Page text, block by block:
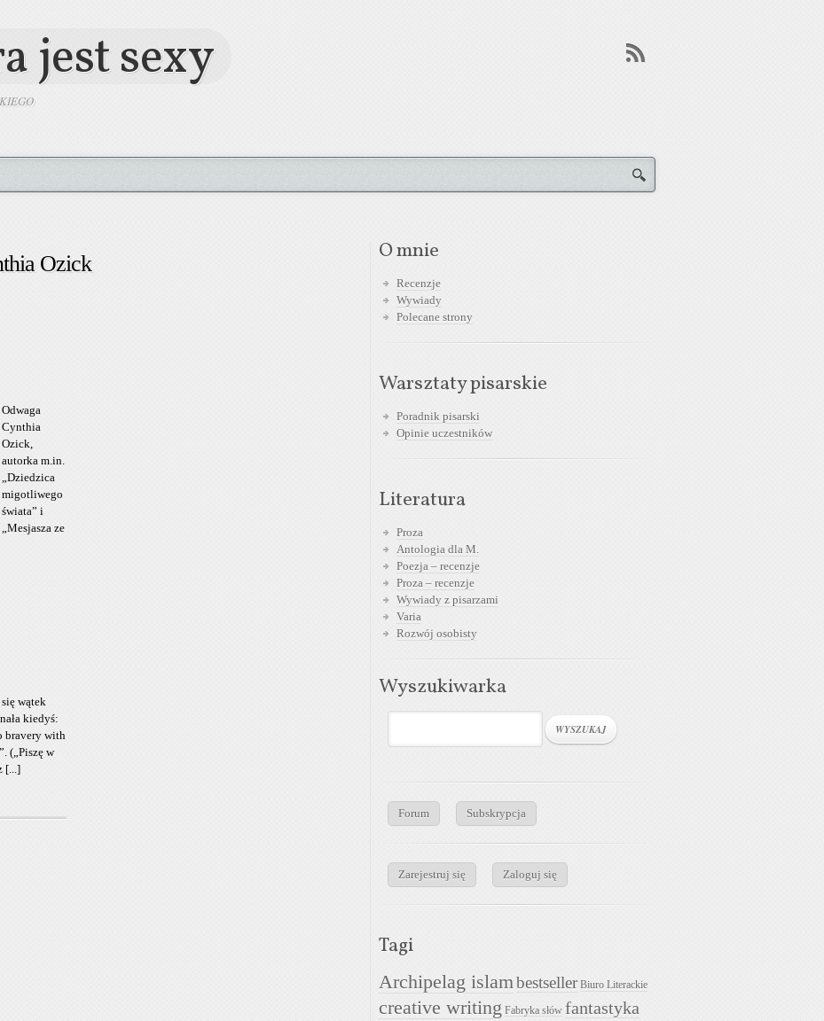
jest sexy
Ozick
Odwaga
Cynthia
Ozick,
autorka m.in.
„Dziedzica
migotliwego
świata” i
„Mesjasza ze
wątek
kiedyś:
bravery with
(„Piszę w
[...]
O mnie
Recenzje
Wywiady
Polecane strony
Warsztaty pisarskie
Poradnik pisarski
Opinie uczestników
Literatura
Proza
Antologia dla M.
Poezja – recenzje
Proza – recenzje
Wywiady z pisarzami
Varia
Rozwój osobisty
Wyszukiwarka
Forum Subskrypcja
Zarejestruj się Zaloguj się
Tagi
Archipelag islambestseller Biuro Literackie
creative writing Fabryka słów fantastyka